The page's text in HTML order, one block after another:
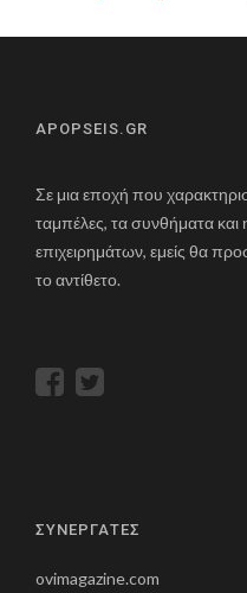
APOPSEIS.GR
Σε μια εποχή που
ταμπέλες, τα συνθήματα και
επιχειρημάτων, εμείς θα
το αντίθετο.
ΣΥΝΕΡΓΑΤΕΣ
ovimagazine.com